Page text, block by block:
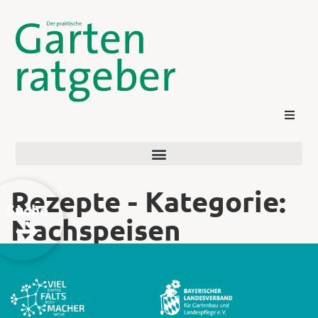
Rezepte - Kategorie:
Nachspeisen
Suche